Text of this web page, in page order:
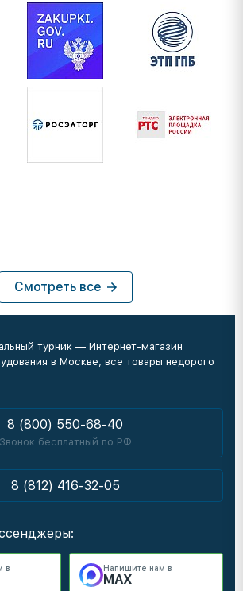
Смотреть все
турник — Интернет-магазин
в Москве, все товары недорого
8 (800) 550-68-40
Звонок бесплатный по РФ
8 (812) 416-32-05
в Напишите нам в
MAX